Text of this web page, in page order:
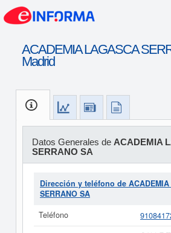
ACADEMIA LAGASCA
Madrid
Datos Generales de ACADEMIA
SERRANO SA
Dirección y teléfono de ACADEMIA
SERRANO SA
Teléfono